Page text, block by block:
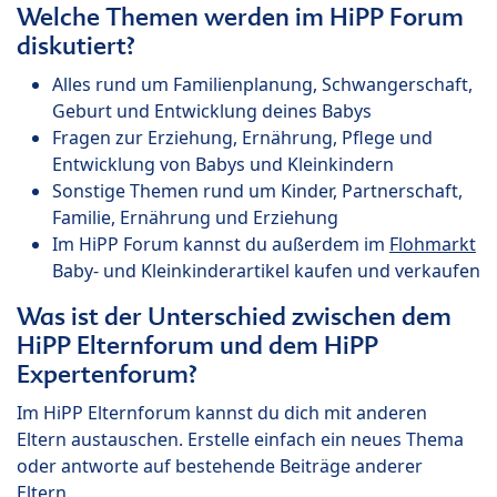
Welche Themen werden im HiPP Forum
diskutiert?
Alles rund um Familienplanung, Schwangerschaft,
Geburt und Entwicklung deines Babys
Fragen zur Erziehung, Ernährung, Pflege und
Entwicklung von Babys und Kleinkindern
Sonstige Themen rund um Kinder, Partnerschaft,
Familie, Ernährung und Erziehung
Im HiPP Forum kannst du außerdem im Flohmarkt
Baby- und Kleinkinderartikel kaufen und verkaufen
Was ist der Unterschied zwischen dem
HiPP Elternforum und dem HiPP
Expertenforum?
Im HiPP Elternforum kannst du dich mit anderen
Eltern austauschen. Erstelle einfach ein neues Thema
oder antworte auf bestehende Beiträge anderer